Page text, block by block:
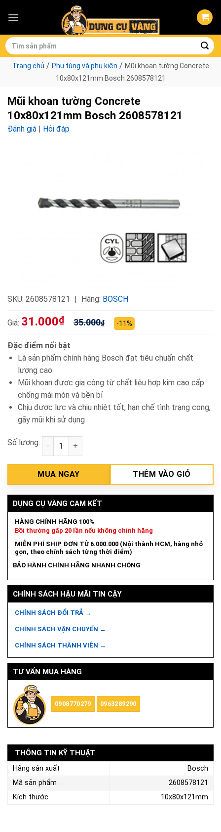
Tìm
kiếm:
Trang chủ / Phụ tùng và phụ kiện / Mũi khoan tường Concrete
10x80x121mm Bosch 2608578121
Mũi khoan tường Concrete
10x80x121mm Bosch 2608578121
Đánh giá | Hỏi đáp
SKU: 2608578121 Hãng: BOSCH
Giá: 31.000₫ 35.000₫ -11%
Đặc điểm nổi bật
Là sản phẩm chính hãng Bosch đạt tiêu chuẩn chất
lượng cao
Mũi khoan được gia công từ chất liệu hợp kim cao cấp
chống mài mòn và bền bỉ
Chịu được lực và chịu nhiệt tốt, hạn chế tình trạng cong,
gãy mũi khi sử dụng
Số lượng: Mũi khoan tường Concrete 10x80x121mm Bosch
MUA NGAY THÊM VÀO GIỎ
DỤNG CỤ VÀNG CAM KẾT
HÀNG CHÍNH HÃNG 100%
Bồi thường gấp 20 lần nếu không chính hãng
MIỄN PHÍ SHIP ĐƠN TỪ 6.000.000 (Nội thành HCM, hàng nhỏ
gọn, theo chính sách từng thời điểm)
BẢO HÀNH CHÍNH HÃNG NHANH CHÓNG
CHÍNH SÁCH HẬU MÃI TIN CẬY
CHÍNH SÁCH ĐỔI TRẢ →
CHÍNH SÁCH VẬN CHUYỂN →
CHÍNH SÁCH THÀNH VIÊN →
TƯ VẤN MUA HÀNG
0908770279 0963289290
THÔNG TIN KỸ THUẬT
Hãng sản xuất
Bosch
Mã sản phẩm
2608578121
Kích thước
10x80x121mm